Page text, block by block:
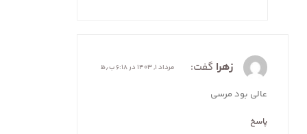
زهرا گفت: مرداد ۱, ۱۴۰۳ در ۶:۱۸ ب٫ظ
عالی بود مرسی
پاسخ